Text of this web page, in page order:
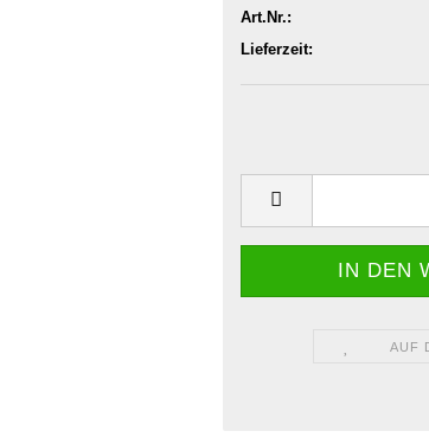
Art.Nr.:
Lieferzeit:
AUF